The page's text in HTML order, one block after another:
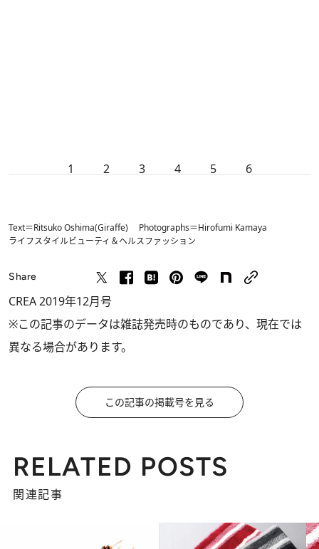
1 2 3 4 5 6
Text＝Ritsuko Oshima(Giraffe) Photographs＝Hirofumi Kamaya
ライフスタイルビューティ＆ヘルスファッション
Share
CREA 2019年12月号
※この記事のデータは雑誌発売時のものであり、現在では
異なる場合があります。
この記事の掲載号を見る
RELATED POSTS
関連記事